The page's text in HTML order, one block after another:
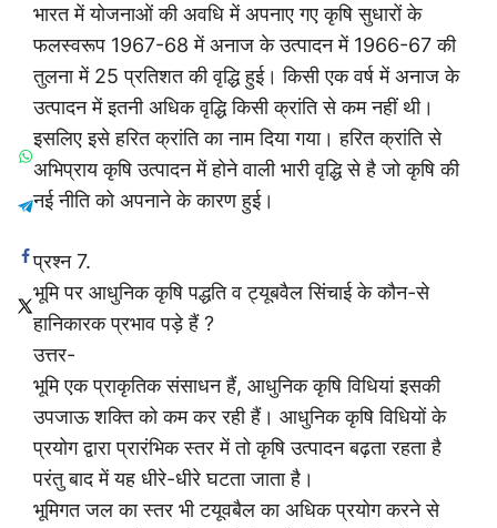
भारत में योजनाओं की अवधि में अपनाए गए कृषि सुधारों के
फलस्वरूप 1967-68 में अनाज के उत्पादन में 1966-67 की
तुलना में 25 प्रतिशत की वृद्धि हुई। किसी एक वर्ष में अनाज के
उत्पादन में इतनी अधिक वृद्धि किसी क्रांति से कम नहीं थी।
इसलिए इसे हरित क्रांति का नाम दिया गया। हरित क्रांति से
अभिप्राय कृषि उत्पादन में होने वाली भारी वृद्धि से है जो कृषि की
नई नीति को अपनाने के कारण हुई।
प्रश्न 7.
भूमि पर आधुनिक कृषि पद्धति व ट्यूबवैल सिंचाई के कौन-से
हानिकारक प्रभाव पड़े हैं ?
उत्तर-
भूमि एक प्राकृतिक संसाधन हैं, आधुनिक कृषि विधियां इसकी
उपजाऊ शक्ति को कम कर रही हैं। आधुनिक कृषि विधियों के
प्रयोग द्वारा प्रारंभिक स्तर में तो कृषि उत्पादन बढ़ता रहता है
परंतु बाद में यह धीरे-धीरे घटता जाता है।
भूमिगत जल का स्तर भी टयूवबैल का अधिक प्रयोग करने से